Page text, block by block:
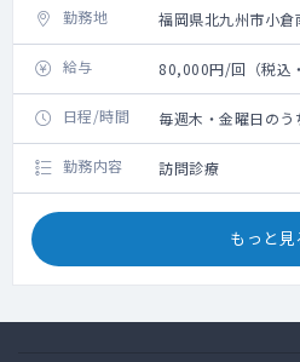
勤務地 福岡県北九州市小倉
給与 80,000円/回（税込
日程/時間 毎週木・金曜日の
勤務内容 訪問診療
もっと見